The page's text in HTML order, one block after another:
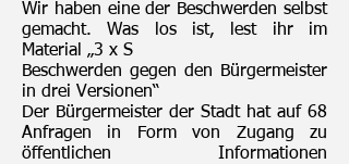
Wir haben eine der Beschwerden selbst
gemacht. Was los ist, lest ihr im
Material „3 x S
Beschwerden gegen den Bürgermeister
in drei Versionen“
Der Bürgermeister der Stadt hat auf 68
Anfragen in Form von Zugang zu
öffentlichen Informationen